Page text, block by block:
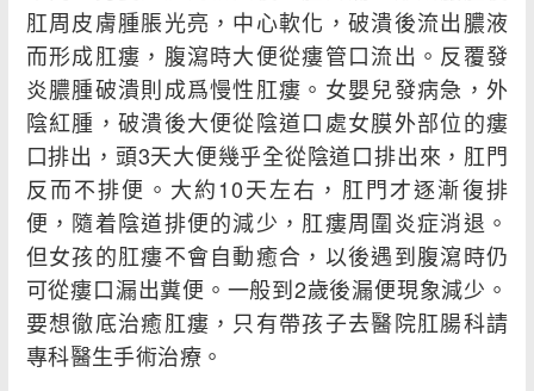
肛周皮膚腫脹光亮，中心軟化，破潰後流出膿液
而形成肛瘻，腹瀉時大便從瘻管口流出。反覆發
炎膿腫破潰則成爲慢性肛瘻。女嬰兒發病急，外
陰紅腫，破潰後大便從陰道口處女膜外部位的瘻
口排出，頭3天大便幾乎全從陰道口排出來，肛門
反而不排便。大約10天左右，肛門才逐漸復排
便，隨着陰道排便的減少，肛瘻周圍炎症消退。
但女孩的肛瘻不會自動癒合，以後遇到腹瀉時仍
可從瘻口漏出糞便。一般到2歲後漏便現象減少。
要想徹底治癒肛瘻，只有帶孩子去醫院肛腸科請
專科醫生手術治療。